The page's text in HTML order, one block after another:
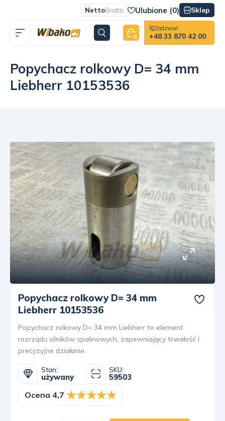
NettoBrutto Ulubione (0) Sklep
0
Zadzwoń
+48 33 870 42 00
Popychacz rolkowy D= 34 mm
Liebherr 10153536
Popychacz rolkowy D= 34 mm
Liebherr 10153536
Popychacz rolkowy D= 34 mm Liebherr to element
rozrządu silników spalinowych, zapewniający trwałość i
precyzyjne działanie.
Stan:
używany
SKU:
59503
Ocena 4,7